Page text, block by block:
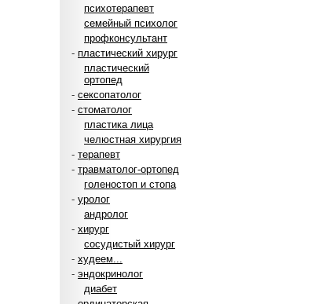
психотерапевт
семейный психолог
профконсультант
- пластический хирург
пластический
ортопед
- сексопатолог
- стоматолог
пластика лица
челюстная хирургия
- терапевт
- травматолог-ортопед
голеностоп и стопа
- уролог
андролог
- хирург
сосудистый хирург
- худеем...
- эндокринолог
диабет